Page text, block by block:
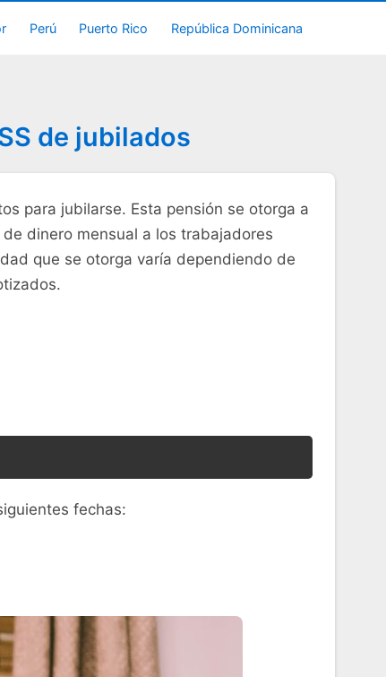
Perú Puerto Rico República Dominicana
de jubilados
para jubilarse. Esta pensión se otorga a
dinero mensual a los trabajadores
que se otorga varía dependiendo de
fechas: